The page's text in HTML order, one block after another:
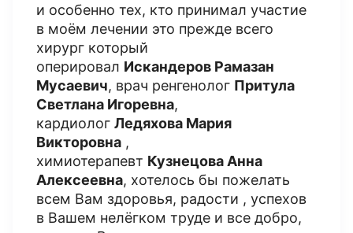
и особенно тех, кто принимал участие
в моём лечении это прежде всего
хирург который
оперировал Искандеров Рамазан
Мусаевич, врач ренгенолог Притула
Светлана Игоревна,
кардиолог Ледяхова Мария
Викторовна ,
химиотерапевт Кузнецова Анна
Алексеевна, хотелось бы пожелать
всем Вам здоровья, радости , успехов
в Вашем нелёгком труде и все добро,